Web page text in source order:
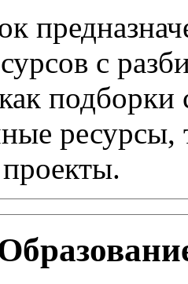
с